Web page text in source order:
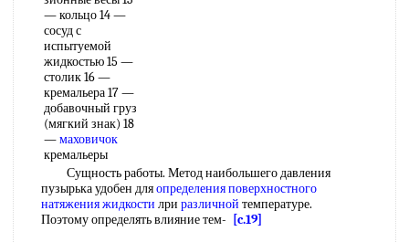
— кольцо 14 —
сосуд с
испытуемой
жидкостью 15 —
столик 16 —
кремальера 17 —
добавочный груз
(мягкий знак) 18
—маховичок
кремальеры
Сущность работы. Метод наибольшего давления
пузырька удобен дляопределения поверхностного
натяжения жидкости лри различной температуре.
Поэтому определять влияние тем-
[c.19]